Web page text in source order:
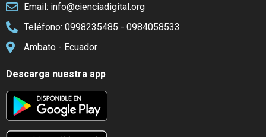
Email: info@cienciadigital.org
Teléfono: 0998235485 - 0984058533
Ambato - Ecuador
Descarga nuestra app